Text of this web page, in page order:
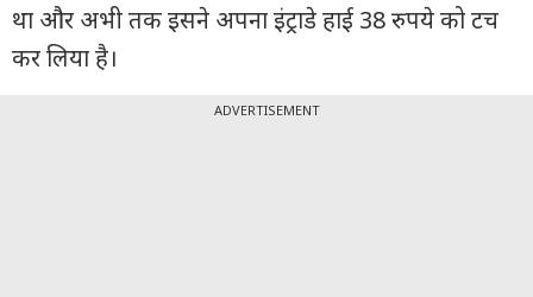
बिजनेस
न्यूज
था और अभी तक इसने अपना इंट्राडे हाई 38 रुपये को टच
कर लिया है।
ADVERTISEMENT